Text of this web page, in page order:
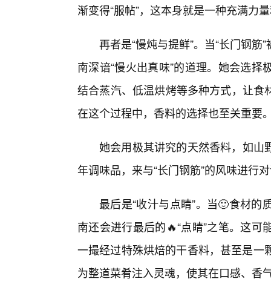
渐变得“服帖”，这本身就是一种充满力
再者是“慢炖与提鲜”。当“长门钢
南深谙“慢火出真味”的道理。她会选
结合蒸汽、低温烘烤等多种方式，让
在这个过程中，香料的选择也至关重要
她会用极其讲究的天然香料，如山
年调味品，来与“长门钢筋”的风味进行
最后是“收汁与点睛”。当🙂食材
南还会进行最后的🔥“点睛”之笔。这
一撮经过特殊烘焙的干香料，甚至是
为整道菜肴注入灵魂，使其在口感、香